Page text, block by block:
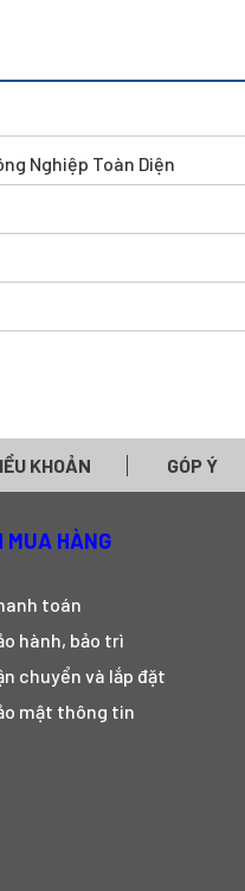
Nghiệp Toàn Diện
KHOẢN GÓP Ý
MUA HÀNG
toán
hành, bảo trì
chuyển và lắp đặt
mật thông tin